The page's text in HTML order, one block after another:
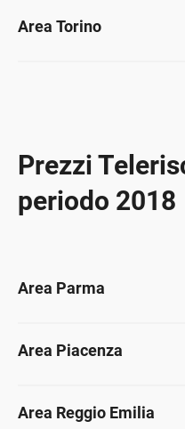
Area Torino
Prezzi
periodo 2018
Area Parma
Area Piacenza
Area Reggio Emilia